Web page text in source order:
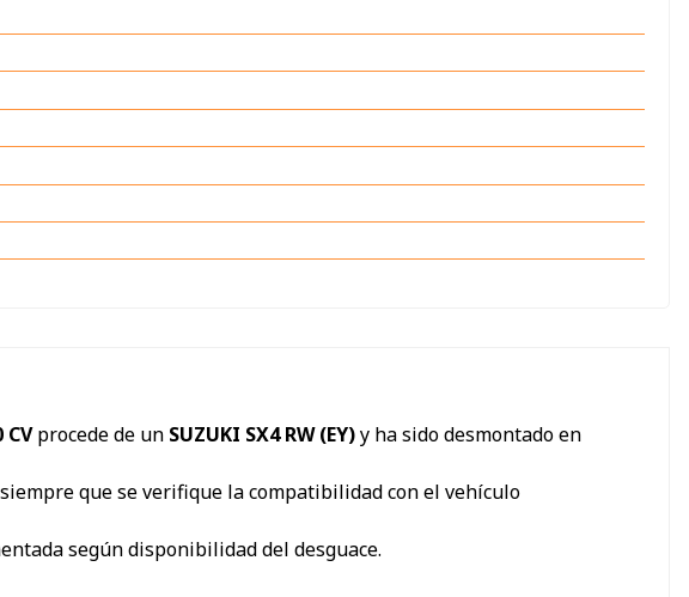
CVprocede de un SUZUKI SX4 RW (EY)y ha sido desmontado en
que se verifique la compatibilidad con el vehículo
según disponibilidad del desguace.